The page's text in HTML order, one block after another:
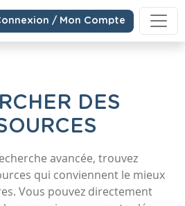
/ Mon Compte
DES
avancée, trouvez
qui conviennent le mieux
Vous pouvez directement